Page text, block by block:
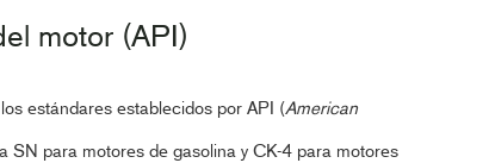
motor (API)
estándares establecidos por API (American
SN para motores de gasolina y CK-4 para motores